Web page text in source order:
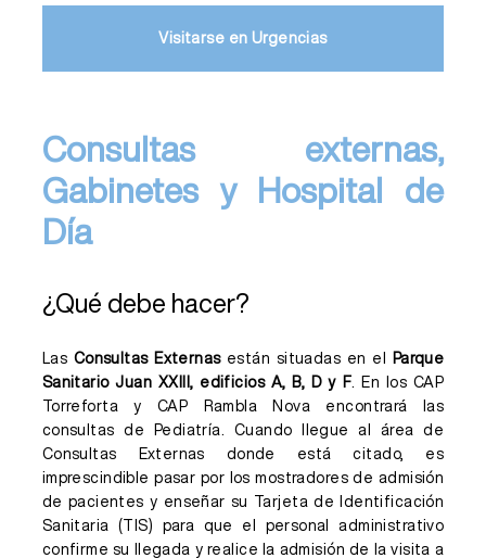
Visitarse en Urgencias
Consultas externas,
Gabinetes y Hospital de
Día
¿Qué debe hacer?
Las Consultas Externasestán situadas en el
Parque
Sanitario Juan XXIII, edificios A, B, D y F. En los CAP
Torreforta y CAP Rambla Nova encontrará las
consultas de Pediatría. Cuando llegue al área de
Consultas Externas donde está citado, es
imprescindible pasar por los mostradores de admisión
de pacientes y enseñar su Tarjeta de Identificación
Sanitaria (TIS) para que el personal administrativo
confirme su llegada y realice la admisión de la visita a